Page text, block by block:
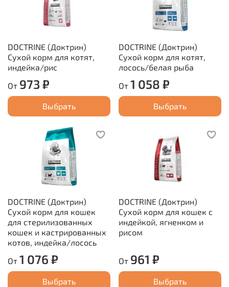
DOCTRINE (Доктрин)
Сухой корм для котят,
индейка/рис
От 973 ₽
Выбрать
DOCTRINE (Доктрин)
Сухой корм для котят,
лосось/белая рыба
От 1 058 ₽
Выбрать
DOCTRINE (Доктрин)
Сухой корм для кошек
для стерилизованных
кошек и кастрированных
котов, индейка/лосось
От 1 076 ₽
Выбрать
DOCTRINE (Доктрин)
Сухой корм для кошек с
индейкой, ягненком и
рисом
От 961 ₽
Выбрать